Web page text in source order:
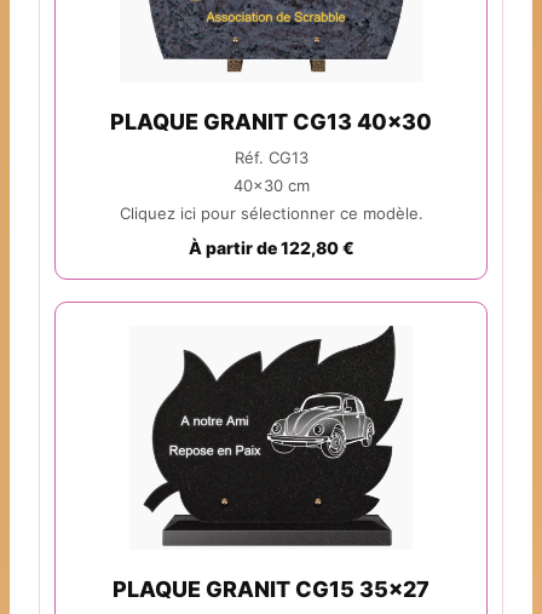
PLAQUE GRANIT CG13 40x30
Réf. CG13
40x30 cm
Cliquez ici pour sélectionner ce modèle.
À partir de 122,80 €
PLAQUE GRANIT CG15 35x27